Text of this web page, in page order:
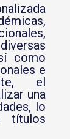
como
e
el
una
lo
títulos